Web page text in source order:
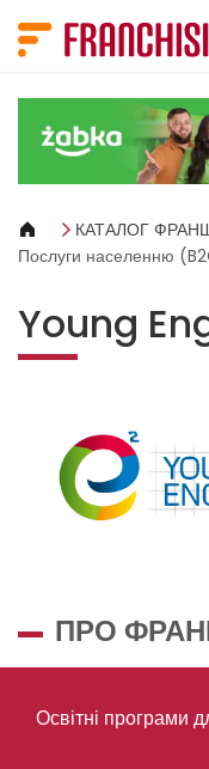
КАТАЛОГ
Послуги населенню
Young
ПРО
Освітні програми